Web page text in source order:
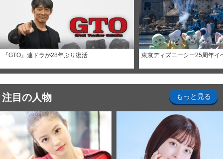
『GTO』連ドラが28年ぶり復活 東京ディズニーシー25周年イ
注目の人物 もっと見る